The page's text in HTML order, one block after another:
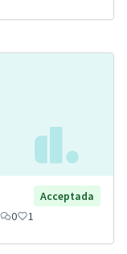
Acceptada
0 1